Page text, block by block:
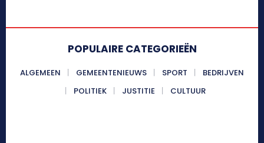
POPULAIRE CATEGORIEËN
ALGEMEEN GEMEENTENIEUWS SPORT
BEDRIJVEN
POLITIEK
JUSTITIE CULTUUR